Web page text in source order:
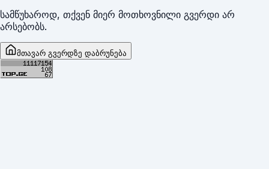
სამწუხაროდ, თქვენ მიერ მოთხოვნილი გვერდი არ
არსებობს.
მთავარ გვერდზე დაბრუნება